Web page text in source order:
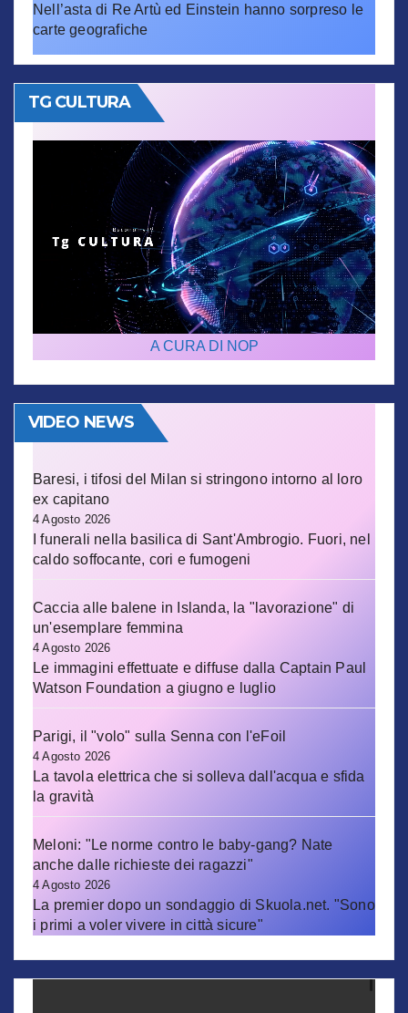
Nell’asta di Re Artù ed Einstein hanno sorpreso le
carte geografiche
TG CULTURA
A CURA DI NOP
VIDEO NEWS
Baresi, i tifosi del Milan si stringono intorno al loro
ex capitano
4 Agosto 2026
I funerali nella basilica di Sant'Ambrogio. Fuori, nel
caldo soffocante, cori e fumogeni
Caccia alle balene in Islanda, la "lavorazione" di
un'esemplare femmina
4 Agosto 2026
Le immagini effettuate e diffuse dalla Captain Paul
Watson Foundation a giugno e luglio
Parigi, il "volo" sulla Senna con l'eFoil
4 Agosto 2026
La tavola elettrica che si solleva dall'acqua e sfida
la gravità
Meloni: "Le norme contro le baby-gang? Nate
anche dalle richieste dei ragazzi"
4 Agosto 2026
La premier dopo un sondaggio di Skuola.net. "Sono
i primi a voler vivere in città sicure"